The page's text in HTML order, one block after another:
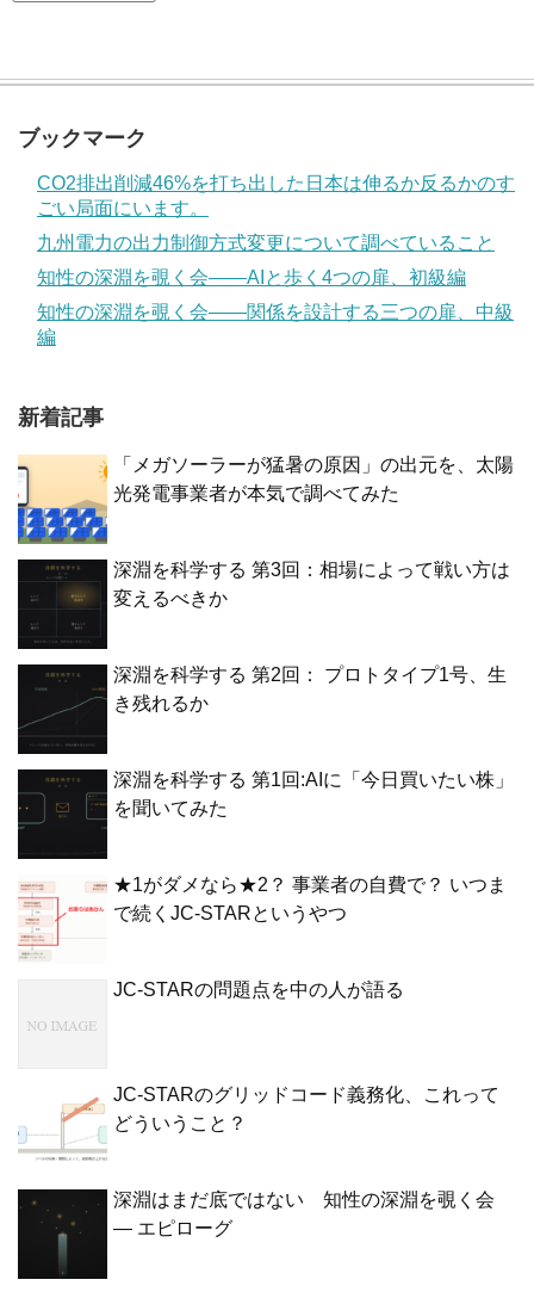
ブックマーク
CO2排出削減46%を打ち出した日本は伸るか反るかのす
ごい局面にいます。
九州電力の出力制御方式変更について調べていること
知性の深淵を覗く会——AIと歩く4つの扉、初級編
知性の深淵を覗く会——関係を設計する三つの扉、中級
編
新着記事
「メガソーラーが猛暑の原因」の出元を、太陽
光発電事業者が本気で調べてみた
深淵を科学する 第3回：相場によって戦い方は
変えるべきか
深淵を科学する 第2回： プロトタイプ1号、生
き残れるか
深淵を科学する 第1回:AIに「今日買いたい株」
を聞いてみた
★1がダメなら★2？ 事業者の自費で？ いつま
で続くJC-STARというやつ
JC-STARの問題点を中の人が語る
JC-STARのグリッドコード義務化、これって
どういうこと？
深淵はまだ底ではない 知性の深淵を覗く会
— エピローグ